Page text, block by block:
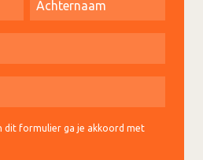
dit formulier ga je akkoord met